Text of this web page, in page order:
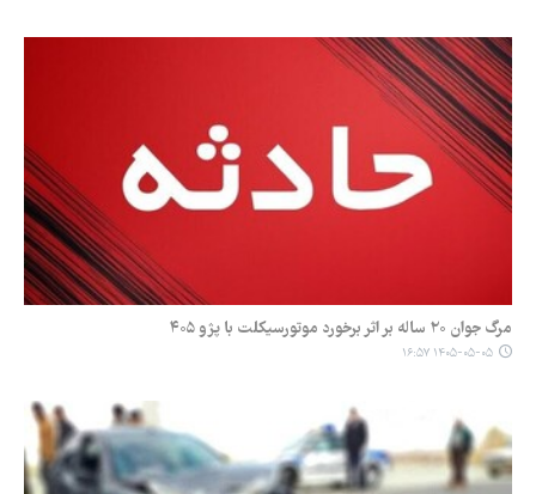
مرگ جوان ۲۰ ساله بر اثر برخورد موتورسیکلت با پژو ۴۰۵
۱۴۰۵-۰۵-۰۵ ۱۶:۵۷